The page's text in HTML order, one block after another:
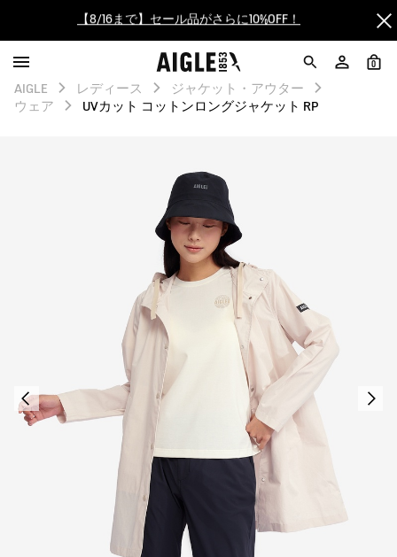
【最大50%OFF】FINAL SALEがスタート！
ログイン/会員登録で送料＆返品無料
AIGLE CLUB ポイントサービス終了のお知らせ
【最大50%OFF】FINAL SALEがスタート！
ログイン/会員登録で送料＆返品無料
AIGLE CLUB ポイントサービス終了のお知らせ
0
AIGLE レディース
ジャケット・アウター
ウェア
UVカット コットンロングジャケット RP